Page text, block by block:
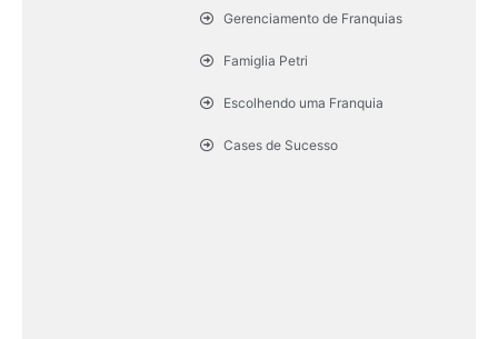
Gerenciamento de Franquias
Famiglia Petri
Escolhendo uma Franquia
Cases de Sucesso